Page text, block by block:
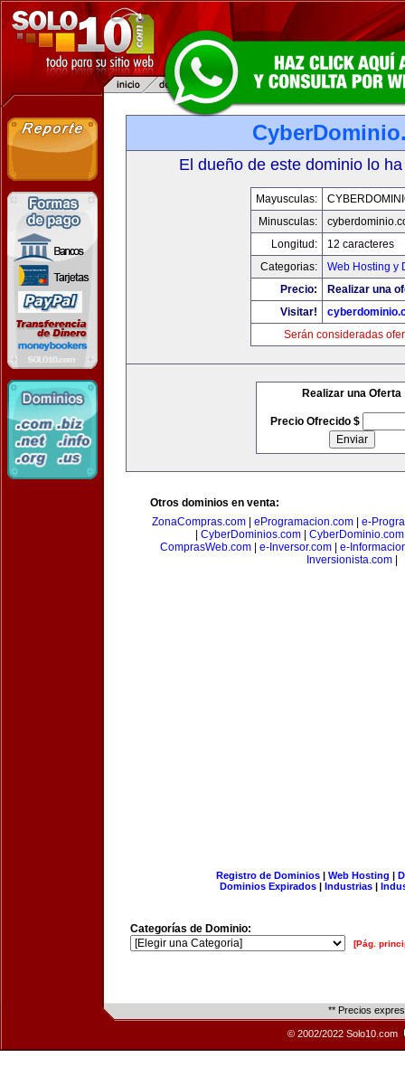
El dueño de este dominio lo
Mayusculas:
Minusculas:
Longitud:
12 caracteres
Categorias:
Web Hosting y
Precio:
Realizar una
Visitar!
Serán consideradas
Realizar una Oferta
Precio Ofrecido $
Otros dominios en venta:
ZonaCompras.com
eProgramacion.com
e-
CyberDominios.com| CyberDominio.com
ComprasWeb.com
e-Inversor.com
e-
Inversionista.com|
Registro de Dominios| Web Hosting |
Dominios Expirados | Industrias |
Categorías de Dominio:
[Pág.
** Precios
© 2002/2022 Solo10.com